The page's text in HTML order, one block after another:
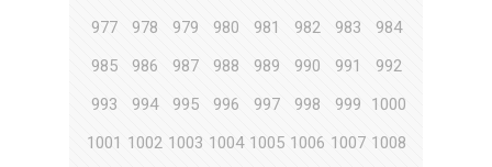
977
978 979 980 981 982 983
984
985
986 987 988 989 990 991
992
993
994 995 996 997 998 999
1000
1001 1002 1003 1004 1005 1006 1007 1008